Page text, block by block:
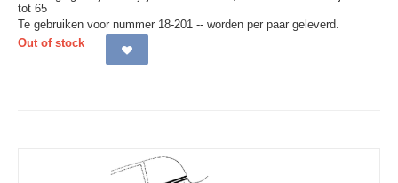
tot 65
Te gebruiken voor nummer 18-201 -- worden per paar geleverd.
Out of stock